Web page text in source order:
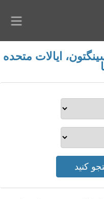
ایالات متحده